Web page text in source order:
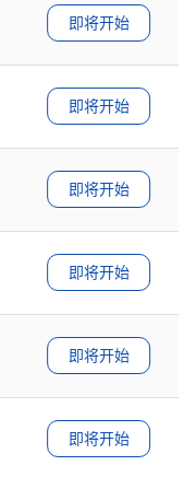
即将开始
即将开始
即将开始
即将开始
即将开始
即将开始